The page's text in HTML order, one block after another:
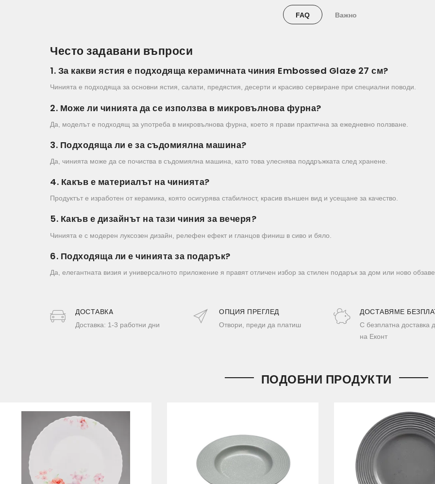
FAQ Важно
Често задавани въпроси
1. За какви ястия е подходяща керамичната чиния Embossed Glaze 27 см?
Чинията е подходяща за основни ястия, салати, предястия, десерти и красиво сервиране при специални поводи.
2. Може ли чинията да се използва в микровълнова фурна?
Да, моделът е подходящ за употреба в микровълнова фурна, което я прави практична за ежедневно ползване.
3. Подходяща ли е за съдомиялна машина?
Да, чинията може да се почиства в съдомиялна машина, като това улеснява поддръжката след хранене.
4. Какъв е материалът на чинията?
Продуктът е изработен от керамика, която осигурява стабилност, красив външен вид и усещане за качество.
5. Какъв е дизайнът на тази чиния за вечеря?
Чинията е с модерен луксозен дизайн, релефен ефект и гланцов финиш в сиво и бяло.
6. Подходяща ли е чинията за подарък?
Да, елегантната визия и универсалното приложение я правят отличен избор за стилен подарък за дом или ново
ДОСТАВКA
Доставка: 1-3 работни дни
ОПЦИЯ ПРЕГЛЕД
Отвори, преди да платиш
ДОСТАВЯМЕ
С безплатна доставка
на Еконт
ПОДОБНИ ПРОДУКТИ